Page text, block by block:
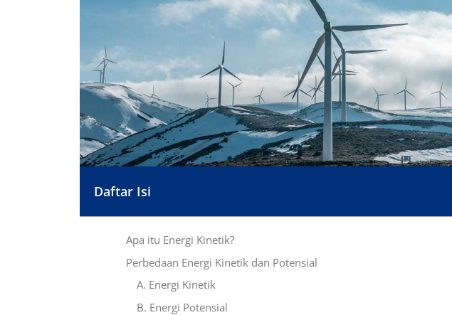
Daftar Isi
Apa itu Energi Kinetik?
Perbedaan Energi Kinetik dan Potensial
A. Energi Kinetik
B. Energi Potensial